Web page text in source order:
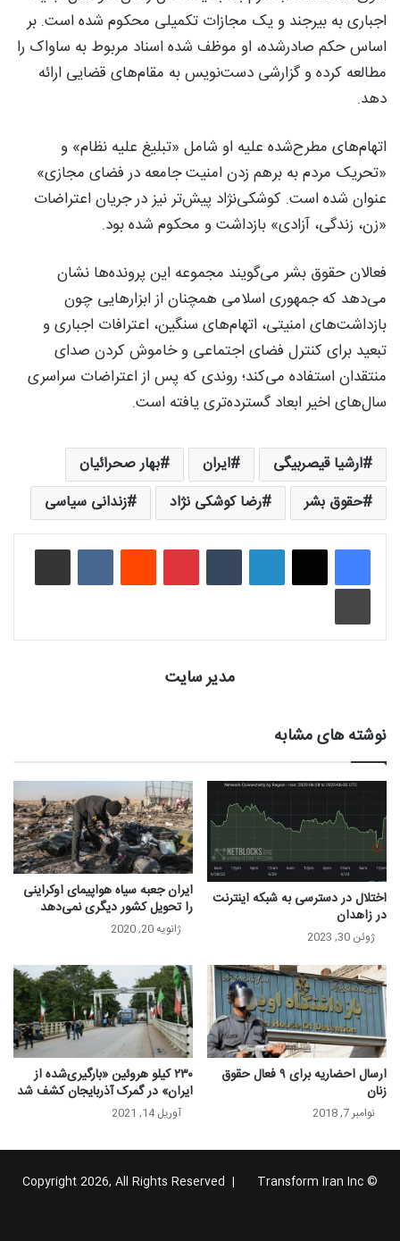
اجباری به بیرجند و یک مجازات تکمیلی محکوم شده است. بر
اساس حکم صادرشده، او موظف شده اسناد مربوط به ساواک را
مطالعه کرده و گزارشی دست‌نویس به مقام‌های قضایی ارائه
دهد.
اتهام‌های مطرح‌شده علیه او شامل «تبلیغ علیه نظام» و
«تحریک مردم به برهم زدن امنیت جامعه در فضای مجازی»
عنوان شده است. کوشکی‌نژاد پیش‌تر نیز در جریان اعتراضات
«زن، زندگی، آزادی» بازداشت و محکوم شده بود.
فعالان حقوق بشر می‌گویند مجموعه این پرونده‌ها نشان
می‌دهد که جمهوری اسلامی همچنان از ابزارهایی چون
بازداشت‌های امنیتی، اتهام‌های سنگین، اعترافات اجباری و
تبعید برای کنترل فضای اجتماعی و خاموش کردن صدای
منتقدان استفاده می‌کند؛ روندی که پس از اعتراضات سراسری
سال‌های اخیر ابعاد گسترده‌تری یافته است.
ارشیا قیصربیگی ایران
بهار صحرائیان
حقوق بشر
رضا کوشکی نژاد زندانی سیاسی
لینکدین ‫تامبلر ‫پین‌ترست‫رددیت ‫VKontakteاشتراک گذاری از طریق ایمیل
چاپ
مدیر سایت
نوشته های مشابه
اختلال در دسترسی به شبکه اینترنت
در زاهدان
ژوئن 30, 2023
ایران جعبه‌ سیاه هواپیمای اوکراینی
را تحویل کشور دیگری نمی‌دهد
ژانویه 20, 2020
ارسال احضاریه برای ۹ فعال حقوق
زنان
نوامبر 7, 2018
۲۳۰ کیلو هروئین «بارگیری‌شده از
ایران» در گمرک آذربایجان کشف شد
آوریل 14, 2021
© Copyright 2026, All Rights Reserved |
Transform Iran Inc